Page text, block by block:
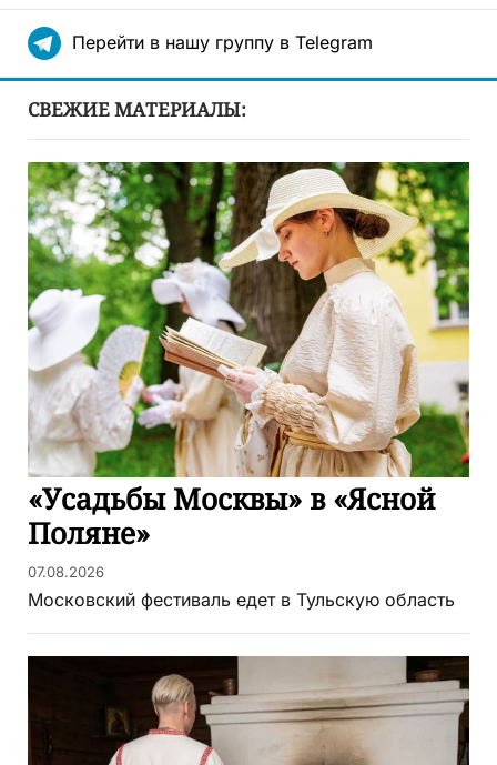
Перейти в нашу группу в Telegram
СВЕЖИЕ МАТЕРИАЛЫ:
«Усадьбы Москвы» в «Ясной
Поляне»
07.08.2026
Московский фестиваль едет в Тульскую область